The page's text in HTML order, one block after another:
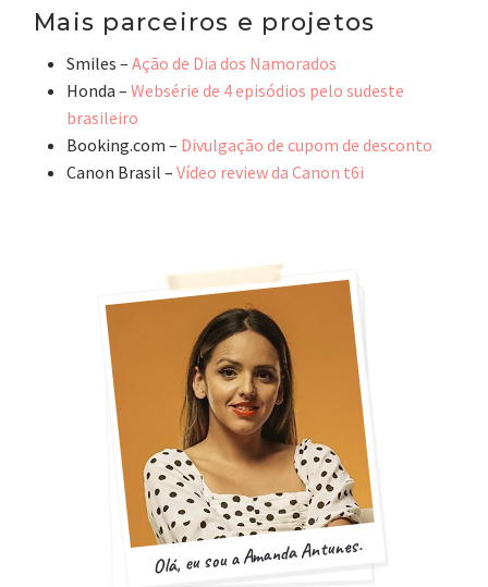
Mais parceiros e projetos
Smiles –Ação de Dia dos Namorados
Honda –Websérie de 4 episódios pelo sudeste
brasileiro
Booking.com – Divulgação de cupom de desconto
Canon Brasil –Vídeo review da Canon t6i
Olá, eu sou a Amanda Antunes.